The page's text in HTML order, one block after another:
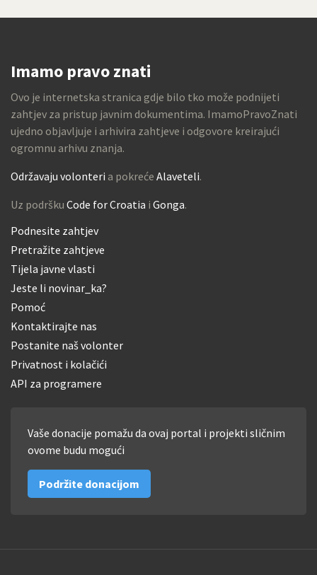
Imamo pravo znati
Ovo je internetska stranica gdje bilo tko može podnijeti
zahtjev za pristup javnim dokumentima. ImamoPravoZnati
ujedno objavljuje i arhivira zahtjeve i odgovore kreirajući
ogromnu arhivu znanja.
Održavaju volonteri a pokreće Alaveteli.
Uz podršku Code for Croatia i Gonga.
Podnesite zahtjev
Pretražite zahtjeve
Tijela javne vlasti
Jeste li novinar_ka?
Pomoć
Kontaktirajte nas
Postanite naš volonter
Privatnost i kolačići
API za programere
Vaše donacije pomažu da ovaj portal i projekti sličnim
ovome budu mogući
Podržite donacijom